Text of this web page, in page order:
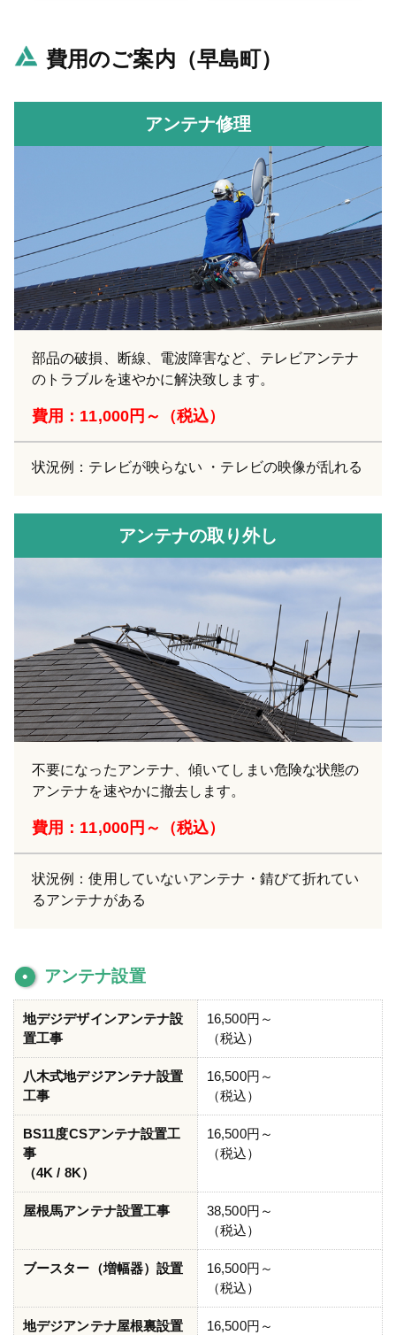
費用のご案内（早島町）
アンテナ修理
部品の破損、断線、電波障害など、テレビアンテナ
のトラブルを速やかに解決致します。
費用：11,000円～（税込）
状況例：テレビが映らない ・テレビの映像が乱れる
アンテナの取り外し
不要になったアンテナ、傾いてしまい危険な状態の
アンテナを速やかに撤去します。
費用：11,000円～（税込）
状況例：使用していないアンテナ・錆びて折れてい
るアンテナがある
アンテナ設置
地デジデザインアンテナ設
置工事
16,500円～
（税込）
八木式地デジアンテナ設置
工事
16,500円～
（税込）
BS11度CSアンテナ設置工
事
（4K / 8K）
16,500円～
（税込）
屋根馬アンテナ設置工事
38,500円～
（税込）
ブースター（増幅器）設置
16,500円～
（税込）
地デジアンテナ屋根裏設置 16,500円～